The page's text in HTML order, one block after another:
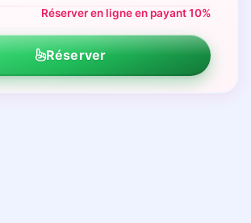
Réserver en ligne en payant 10%
Réserver